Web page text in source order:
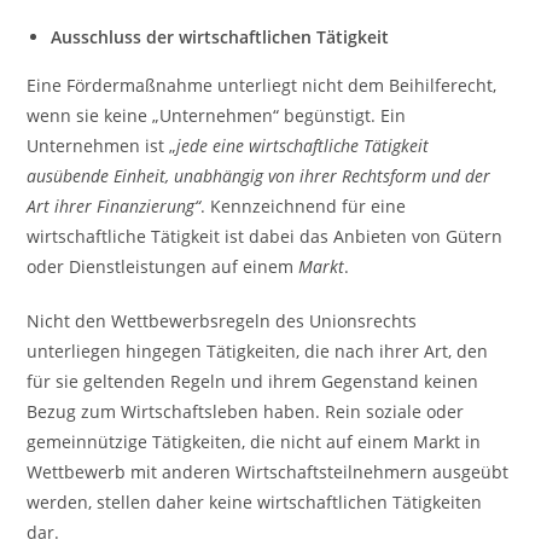
Ausschluss der wirtschaftlichen Tätigkeit
Eine Fördermaßnahme unterliegt nicht dem Beihilferecht,
wenn sie keine „Unternehmen“ begünstigt. Ein
Unternehmen ist „jede eine wirtschaftliche Tätigkeit
ausübende Einheit, unabhängig von ihrer Rechtsform und der
Art ihrer Finanzierung“. Kennzeichnend für eine
wirtschaftliche Tätigkeit ist dabei das Anbieten von Gütern
oder Dienstleistungen auf einemMarkt.
Nicht den Wettbewerbsregeln des Unionsrechts
unterliegen hingegen Tätigkeiten, die nach ihrer Art, den
für sie geltenden Regeln und ihrem Gegenstand keinen
Bezug zum Wirtschaftsleben haben. Rein soziale oder
gemeinnützige Tätigkeiten, die nicht auf einem Markt in
Wettbewerb mit anderen Wirtschaftsteilnehmern ausgeübt
werden, stellen daher keine wirtschaftlichen Tätigkeiten
dar.